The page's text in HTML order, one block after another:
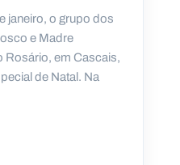
janeiro, o grupo dos
e Madre
Rosário, em Cascais,
de Natal. Na